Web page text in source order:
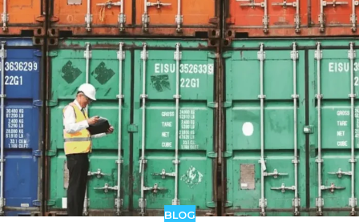
BLOG